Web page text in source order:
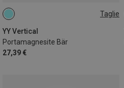
Taglie
YY Vertical
Portamagnesite Bär
27,39 €
ONE SIZE